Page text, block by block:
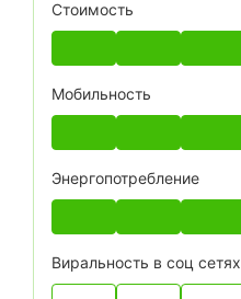
Стоимость
Мобильность
Энергопотребление
Виральность в соц сетях